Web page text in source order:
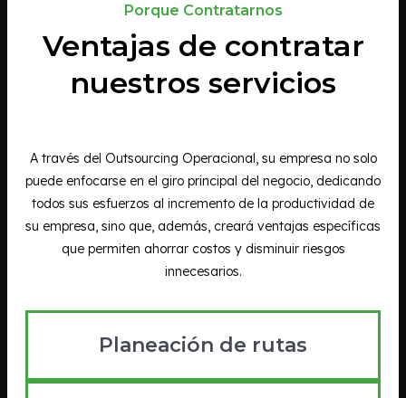
Porque Contratarnos
Ventajas de contratar
nuestros servicios
A través del Outsourcing Operacional, su empresa no solo
puede enfocarse en el giro principal del negocio, dedicando
todos sus esfuerzos al incremento de la productividad de
su empresa, sino que, además, creará ventajas específicas
que permiten ahorrar costos y disminuir riesgos
innecesarios.
Planeación de rutas